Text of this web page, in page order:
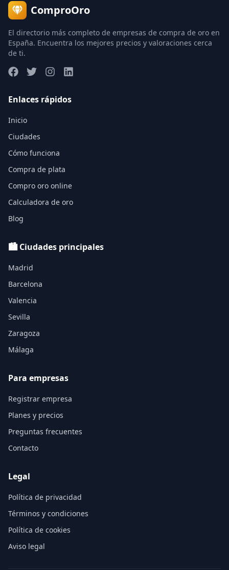
ComproOro
El directorio más completo de empresas de compra de oro en
España. Encuentra los mejores precios y valoraciones cerca
de ti.
Enlaces rápidos
Inicio
Ciudades
Cómo funciona
Compra de plata
Compro oro online
Calculadora de oro
Blog
🏙️ Ciudades principales
Madrid
Barcelona
Valencia
Sevilla
Zaragoza
Málaga
Para empresas
Registrar empresa
Planes y precios
Preguntas frecuentes
Contacto
Legal
Política de privacidad
Términos y condiciones
Política de cookies
Aviso legal